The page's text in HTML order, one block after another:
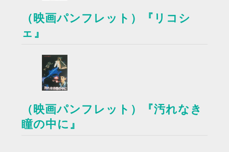
（映画パンフレット）『リコシ
ェ』
（映画パンフレット）『汚れなき
瞳の中に』